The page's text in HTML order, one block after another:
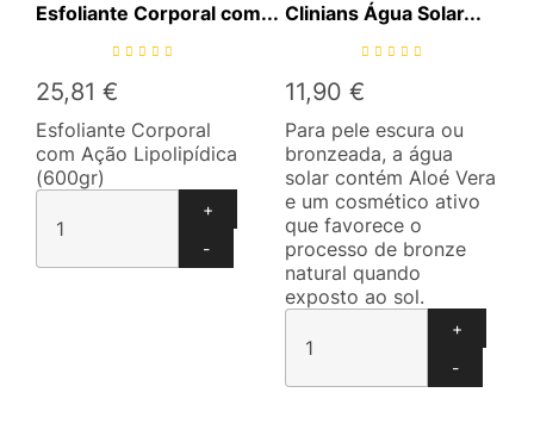
Esfoliante Corporal com...
25,81 €
Esfoliante Corporal
com Ação Lipolipídica
(600gr)
+
-
Clinians Água Solar...
11,90 €
Para pele escura ou
bronzeada, a água
solar contém Aloé Vera
e um cosmético ativo
que favorece o
processo de bronze
natural quando
exposto ao sol.
+
-